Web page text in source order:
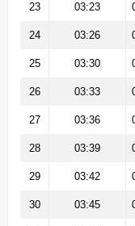
23 03:23
24 03:26
25 03:30
26 03:33
27 03:36
28 03:39
29 03:42
30 03:45